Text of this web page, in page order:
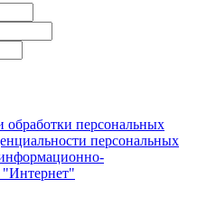
обработки персональных
персональных
"Интернет"